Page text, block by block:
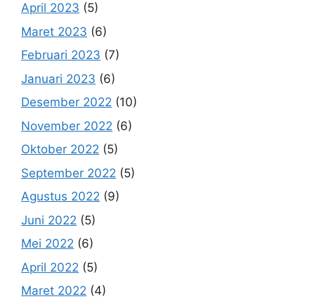
April 2023 (5)
Maret 2023 (6)
Februari 2023 (7)
Januari 2023 (6)
Desember 2022 (10)
November 2022 (6)
Oktober 2022 (5)
September 2022 (5)
Agustus 2022 (9)
Juni 2022 (5)
Mei 2022 (6)
April 2022 (5)
Maret 2022 (4)